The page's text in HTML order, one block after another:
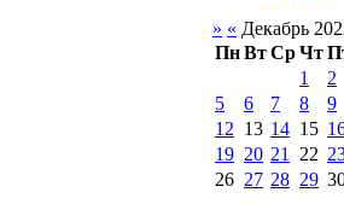
» « Декабрь
ПнВтСрЧт
1
2
5
6 7 8 9
12 13 14 15
19 20 21 22
26 27 28 29